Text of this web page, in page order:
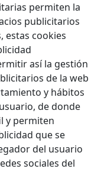
permiten la
publicitarios
estas cookies
así la gestión
de la web
y hábitos
de donde
y permiten
que se
del usuario
sociales del